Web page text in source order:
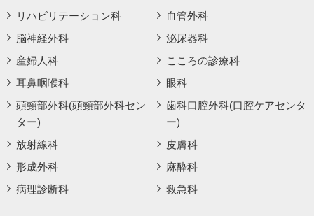
リハビリテーション科
血管外科
脳神経外科
泌尿器科
産婦人科
こころの診療科
耳鼻咽喉科
眼科
頭頸部外科(頭頸部外科セン
ター)
歯科口腔外科(口腔ケアセンタ
ー)
放射線科
皮膚科
形成外科
麻酔科
病理診断科
救急科